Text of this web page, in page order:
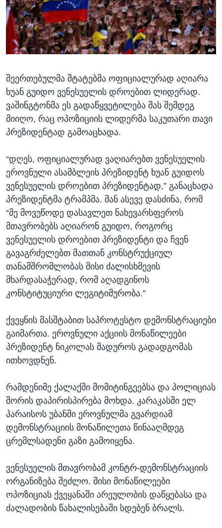
ᲡᲢᲣᲓᲘᲐ ᲕᲐᲨᲘᲜᲒᲢᲝᲜᲘ
ᲔᲙᲝᲜᲝᲛᲘᲙᲐ
ᲯᲐᲜᲛᲠᲗᲔᲚᲝᲑᲐ
ᲛᲔᲪᲜᲘᲔᲠᲔᲑᲐ
ᲙᲣᲚᲢᲣᲠᲐ
ᲒᲐᲚᲘᲚᲔᲝ
ᲓᲔᲖᲘᲜᲤᲝᲠᲛᲐᲪᲘᲐ
Learning English
ᲗᲕᲐᲚᲘ ᲒᲕᲐᲓᲔᲕᲜᲔᲗ
ენები
შეერთებულმა შტატებმა ოფიციალურად აღიარა
ხუან გუიდო ვენესუელის დროებით ლიდერად.
ვაშინგტონმა ეს გადაწყვეტილება მას შემდეგ
მიიღო, რაც ოპოზიციის ლიდერმა საკუთარი თავი
პრეზიდენტად გამოაცხადა.
“დღეს, ოფიციალურად ვაღიარებთ ვენესუელის
ეროვნული ასამბლეის პრეზიდენტ ხუან გუიდოს
ვენესუელის დროებით პრეზიდენტად,” განაცხადა
პრეზიდენტმა ტრამპმა. მან ასევე დასძინა, რომ
“მე მოვუწოდე დასავლეთ ნახევარსფეროს
მთავრობებს აღიარონ გუიდო, როგორც
ვენესუელის დროებით პრეზიდენტი და ჩვენ
გავაგრძელებთ მათთან კონსტრუქციულ
თანამშრომლობას მისი ძალისხმევის
მხარდასაჭერად, რომ აღადგინოს
კონსტიტუციური ლეგიტიმურობა.”
ქვეყნის მასშტაბით საპროტესტო დემონსტრაციები
გაიმართა. ეროვნული აქციის მონაწილეები
პრეზიდენტ ნიკოლას მადუროს გადადგომას
ითხოვდნენ.
რამდენიმე ქალაქში მომიტინგეებსა და პოლიციას
შორის დაპირისპირება მოხდა. კარაკასში ელ
პარაისოს უბანში ეროვნულმა გვარდიამ
დემონსტრაციის მონაწილეთა წინააღმდეგ
ცრემლსადენი გაზი გამოიყენა.
ვენესუელის მთავრობამ კონტრ-დემონსტრაციის
ორგანიზება შეძლო. მისი მონაწილეები
ოპოზიციას ქვეყანაში არეულობის დაწყებასა და
ძალადობის წახალისებაში სდებენ ბრალს.